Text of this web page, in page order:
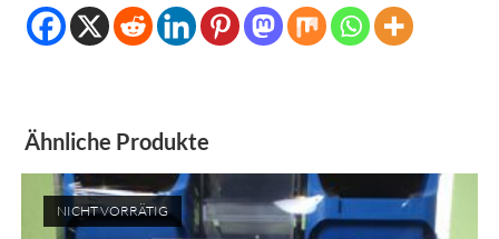
Ähnliche Produkte
NICHT VORRÄTIG